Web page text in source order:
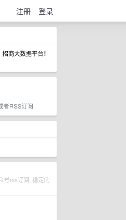
注册 登录
商大数据平台！
者RSS订阅
号rss订阅, 稳定的